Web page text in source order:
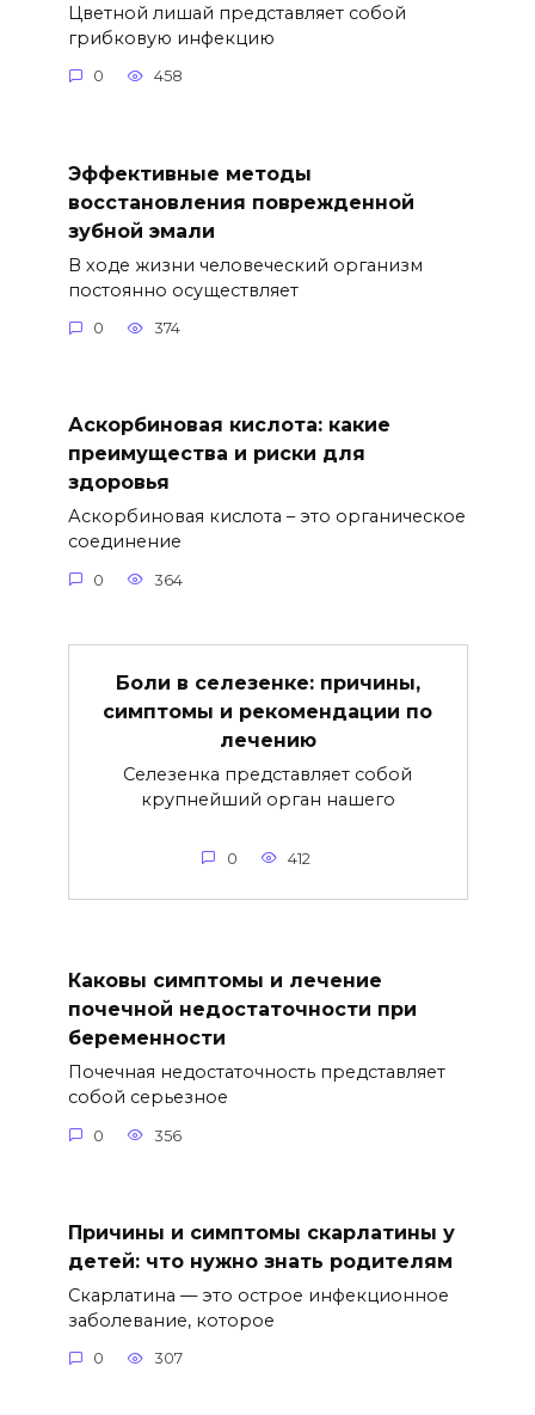
Цветной лишай представляет собой
грибковую инфекцию
0 458
Эффективные методы
восстановления поврежденной
зубной эмали
В ходе жизни человеческий организм
постоянно осуществляет
0 374
Аскорбиновая кислота: какие
преимущества и риски для
здоровья
Аскорбиновая кислота – это органическое
соединение
0 364
Боли в селезенке: причины,
симптомы и рекомендации по
лечению
Селезенка представляет собой
крупнейший орган нашего
0 412
Каковы симптомы и лечение
почечной недостаточности при
беременности
Почечная недостаточность представляет
собой серьезное
0 356
Причины и симптомы скарлатины у
детей: что нужно знать родителям
Скарлатина — это острое инфекционное
заболевание, которое
0 307